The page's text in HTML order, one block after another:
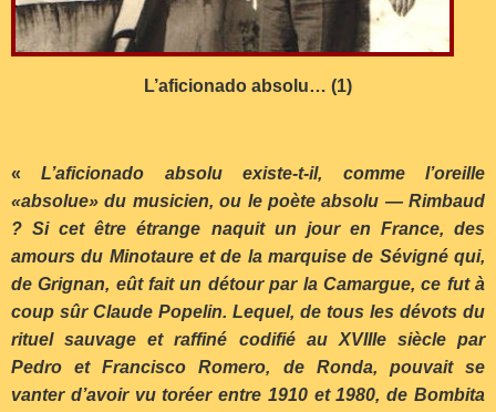
L’aficionado absolu… (1)
«L’aficionado absolu existe-t-il, comme l’oreille
«absolue» du musicien, ou le poète absolu — Rimbaud
? Si cet être étrange naquit un jour en France, des
amours du Minotaure et de la marquise de Sévigné qui,
de Grignan, eût fait un détour par la Camargue, ce fut à
coup sûr Claude Popelin. Lequel, de tous les dévots du
rituel sauvage et raffiné codifié au XVIIIe siècle par
Pedro et Francisco Romero, de Ronda, pouvait se
vanter d’avoir vu toréer entre 1910 et 1980, de Bombita